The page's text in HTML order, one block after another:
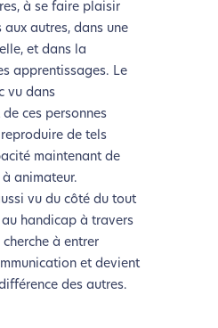
à se faire plaisir
autres, dans une
et dans la
apprentissages. Le
vu dans
de ces personnes
de tels
maintenant de
animateur.
vu du côté du tout
handicap à travers
à entrer
et devient
des autres.